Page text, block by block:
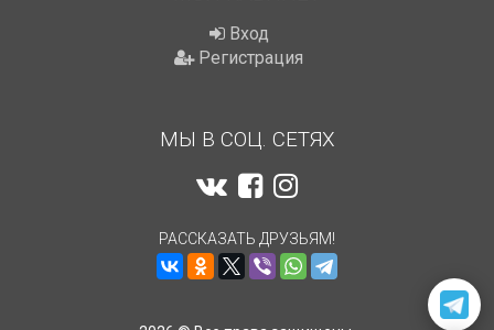
Вход
Регистрация
МЫ В СОЦ. СЕТЯХ
РАССКАЗАТЬ ДРУЗЬЯМ!